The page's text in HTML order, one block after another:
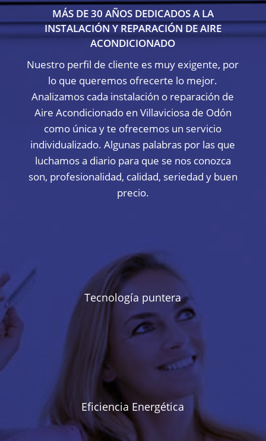
MÁS DE 30 AÑOS DEDICADOS A LA
INSTALACIÓN Y REPARACIÓN DE AIRE
ACONDICIONADO
Nuestro perfil de cliente es muy exigente, por
lo que queremos ofrecerte lo mejor.
Analizamos cada instalación o reparación de
Aire Acondicionado en Villaviciosa de Odón
como única y te ofrecemos un servicio
individualizado. Algunas palabras por las que
luchamos a diario para que se nos conozca
son, profesionalidad, calidad, seriedad y buen
precio.
Tecnología puntera
Eficiencia Energética